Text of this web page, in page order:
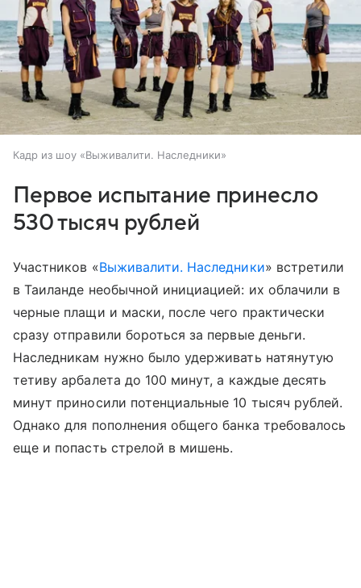
Кадр из шоу «Выживалити. Наследники»
Первое испытание принесло
530 тысяч рублей
Участников «Выживалити. Наследники» встретили
в Таиланде необычной инициацией: их облачили в
черные плащи и маски, после чего практически
сразу отправили бороться за первые деньги.
Наследникам нужно было удерживать натянутую
тетиву арбалета до 100 минут, а каждые десять
минут приносили потенциальные 10 тысяч рублей.
Однако для пополнения общего банка требовалось
еще и попасть стрелой в мишень.